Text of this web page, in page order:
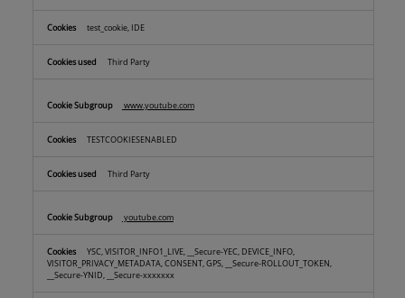
test_cookie, IDE
Third Party
www.youtube.com
TESTCOOKIESENABLED
Third Party
youtube.com
YSC, VISITOR_INFO1_LIVE, __Secure-YEC, DEVICE_INFO,
VISITOR_PRIVACY_METADATA, CONSENT, GPS, __Secure-ROLLOUT_TOKEN,
__Secure-YNID, __Secure-xxxxxxx